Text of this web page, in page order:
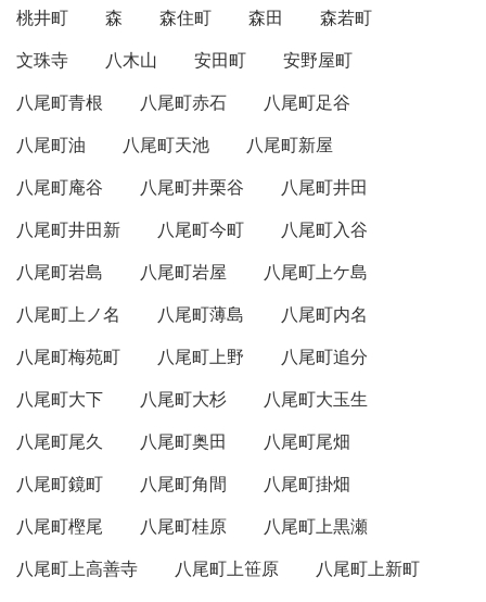
桃井町 森 森住町 森田
森若町
文珠寺
八木山 安田町
安野屋町
八尾町青根
八尾町赤石
八尾町足谷
八尾町油
八尾町天池
八尾町新屋
八尾町庵谷
八尾町井栗谷
八尾町井田
八尾町井田新
八尾町今町
八尾町入谷
八尾町岩島
八尾町岩屋
八尾町上ケ島
八尾町上ノ名
八尾町薄島
八尾町内名
八尾町梅苑町
八尾町上野
八尾町追分
八尾町大下
八尾町大杉
八尾町大玉生
八尾町尾久
八尾町奥田
八尾町尾畑
八尾町鏡町
八尾町角間
八尾町掛畑
八尾町樫尾
八尾町桂原
八尾町上黒瀬
八尾町上高善寺
八尾町上笹原
八尾町上新町